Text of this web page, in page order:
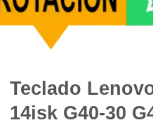
Teclado
14isk G40-30